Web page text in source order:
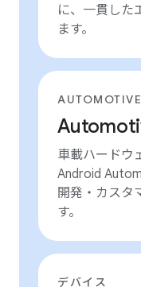
に、一貫した
ます。
AUTOMOTIVE
車載ハードウ
Android
開発・カスタ
す。
デバイス